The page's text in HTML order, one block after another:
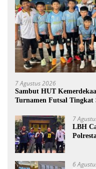
7 Agustus 2026
Sambut HUT
Turnamen Futsal
7
LBH
6